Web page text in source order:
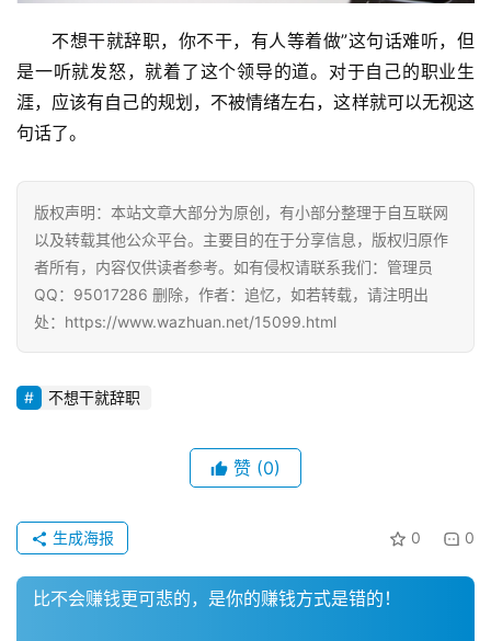
不想干就辞职，你不干，有人等着做”这句话难听，但
是一听就发怒，就着了这个领导的道。对于自己的职业生
涯，应该有自己的规划，不被情绪左右，这样就可以无视这
句话了。
版权声明：本站文章大部分为原创，有小部分整理于自互联网
以及转载其他公众平台。主要目的在于分享信息，版权归原作
者所有，内容仅供读者参考。如有侵权请联系我们：管理员
QQ：95017286 删除，作者：追忆，如若转载，请注明出
处：https://www.wazhuan.net/15099.html
不想干就辞职
赞 (0)
0 0
生成海报
比不会赚钱更可悲的，是你的赚钱方式是错的！